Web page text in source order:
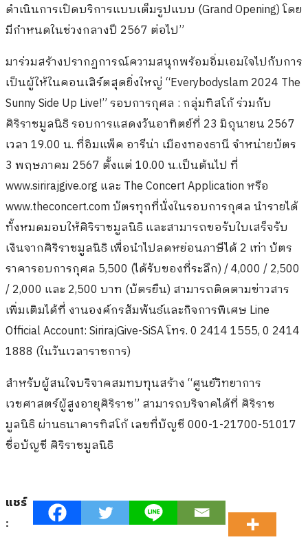
ดำเนินการเปิดบริการแบบเต็มรูปแบบ (Grand Opening) โดย
มีกำหนดในช่วงกลางปี 2567 ต่อไป”
มาร่วมสร้างปรากฏการณ์ความสนุกพร้อมอิ่มเอมใจไปกับการ
เป็นผู้ให้ในคอนเสิร์ตสุดยิ่งใหญ่ “Everybodyslam 2024 The
Sunny Side Up Live!” รอบการกุศล : กลุ่มทิสโก้ ร่วมกับ
ศิริราชมูลนิธิ รอบการแสดงวันอาทิตย์ที่ 23 มิถุนายน 2567
เวลา 19.00 น. ที่อิมแพ็ค อารีน่า เมืองทองธานี จำหน่ายบัตร
3 พฤษภาคม 2567 ตั้งแต่ 10.00 น.เป็นต้นไป ที่
www.sirirajgive.org และ The Concert Application หรือ
www.theconcert.com บัตรทุกที่นั่งในรอบการกุศล นำรายได้
ทั้งหมดมอบให้ศิริราชมูลนิธิ และสามารถขอรับใบเสร็จรับ
เงินจากศิริราชมูลนิธิ เพื่อนำไปลดหย่อนภาษีได้ 2 เท่า บัตร
ราคารอบการกุศล 5,500 (ได้รับของที่ระลึก) / 4,000 / 2,500
/ 2,000 และ 2,500 บาท (บัตรยืน) สามารถติดตามข่าวสาร
เพิ่มเติมได้ที่ งานองค์กรสัมพันธ์และกิจการพิเศษ Line
Official Account: SirirajGive-SiSA โทร. 0 2414 1555, 0 2414
1888 (ในวันเวลาราชการ)
สำหรับผู้สนใจบริจาคสมทบทุนสร้าง “ศูนย์วิทยาการ
เวชศาสตร์ผู้สูงอายุศิริราช” สามารถบริจาคได้ที่ ศิริราช
มูลนิธิ ผ่านธนาคารทิสโก้ เลขที่บัญชี 000-1-21700-51017
ชื่อบัญชี ศิริราชมูลนิธิ
แชร์
: